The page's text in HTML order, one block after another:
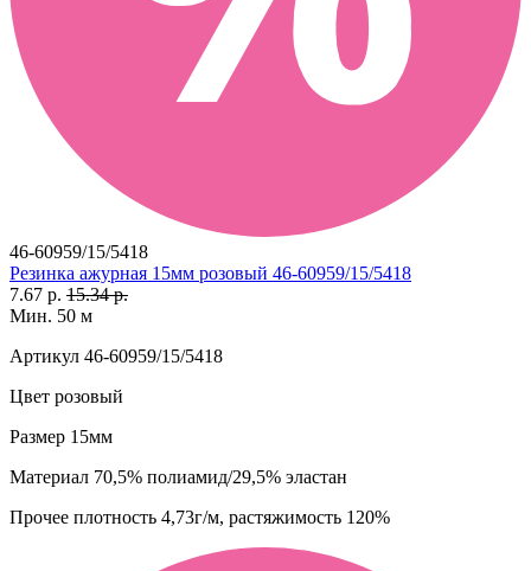
46-60959/15/5418
Резинка ажурная 15мм розовый 46-60959/15/5418
7.67 р. 15.34 р.
Мин. 50 м
Артикул 46-60959/15/5418
Цвет розовый
Размер 15мм
Материал 70,5% полиамид/29,5% эластан
Прочее плотность 4,73г/м, растяжимость 120%